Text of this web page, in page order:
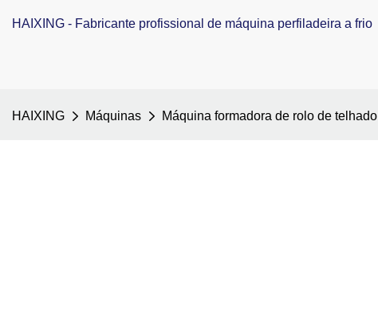
HAIXING - Fabricante profissional de máquina perfiladeira a frio
HAIXING Máquinas Máquina formadora de rolo de telhado